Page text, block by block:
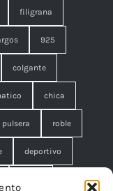
filigrana
925
colgante
chica
pulsera roble
deportivo